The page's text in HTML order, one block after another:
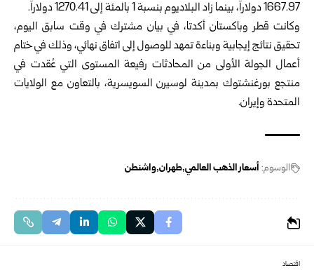
1667.97 دولاراً، بينما زاد البلاديوم بنسبة 1 بالمئة إلى 1270.41 دولاراً.
وكانت قطر وباكستان أكدتا، في بيان مشترك في وقت سابق اليوم،
تحقيق نتائج إيجابية وبناءة تمهد للوصول إلى اتفاق نهائي، وذلك في ختام
أعمال الجولة الأولى من المحادثات رفيعة المستوى التي عُقدت في
منتجع بورغنشتوك بمدينة لوسيرن السويسرية، بالتعاون مع الولايات
المتحدة وإيران.
الوسوم: أسعار الذهب العالمي طهران واشنطن
اقتصاد